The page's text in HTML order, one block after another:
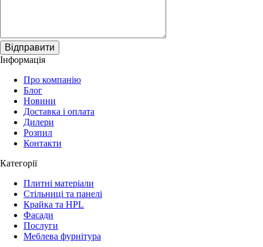
Відправити
Інформація
Про компанію
Блог
Новини
Доставка і оплата
Дилери
Розпил
Контакти
Категорії
Плитні матеріали
Стільниці та панелі
Крайка та HPL
Фасади
Послуги
Меблева фурнітура